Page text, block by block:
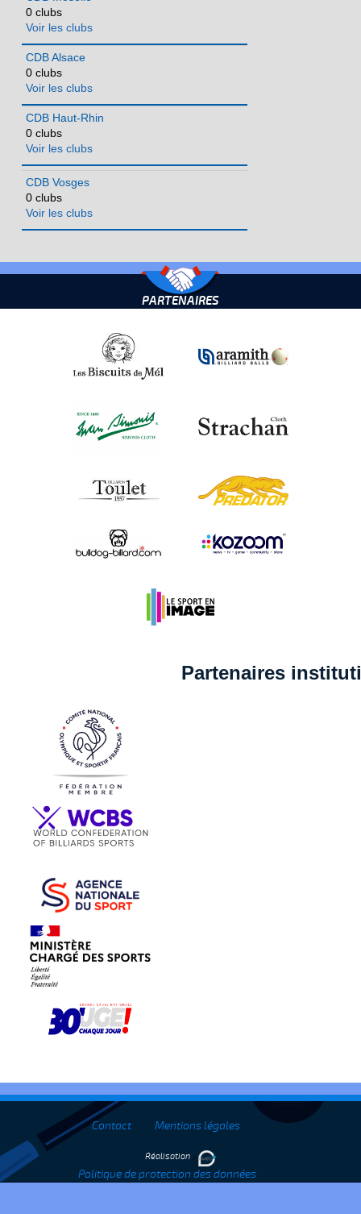
0 clubs
Voir les clubs
CDB Alsace
0 clubs
Voir les clubs
CDB Haut-Rhin
0 clubs
Voir les clubs
CDB Vosges
0 clubs
Voir les clubs
PARTENAIRES
Partenaires
Contact Mentions légales
Politique de protection des données
Réalisation